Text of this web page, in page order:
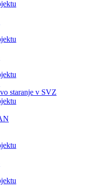
staranje v SVZ